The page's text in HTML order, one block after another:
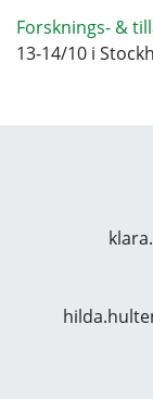
Forsknings- &
13-14/10 i